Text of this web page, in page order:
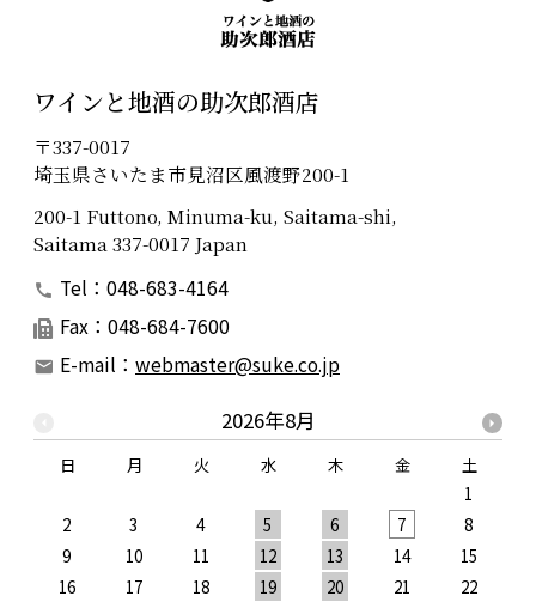
ワインと地酒の助次郎酒店
〒337-0017
埼玉県さいたま市見沼区風渡野200-1
200-1 Futtono, Minuma-ku, Saitama-shi,
Saitama 337-0017 Japan
Tel：048-683-4164
Fax：048-684-7600
E-mail： webmaster@suke.co.jp
2026年8月
日 月 火 水 木 金
土
1
2
3 4 5 6 7
8
9
10 11 12 13 14
15
16
17 18 19 20 21 22